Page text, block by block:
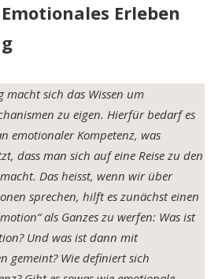
Erleben
macht sich das Wissen um
zu eigen. Hierfür bedarf es
emotionaler Kompetenz, was
dass man sich auf eine Reise zu den
Das heisst, wenn wir über
sprechen, hilft es zunächst einen
als Ganzes zu werfen: Was ist
Und was ist dann mit
gemeint? Wie definiert sich